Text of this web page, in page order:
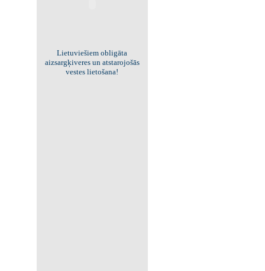
Viss par "Kritisko masu"!
Kolekcionējam saites uz resursiem
internetā!